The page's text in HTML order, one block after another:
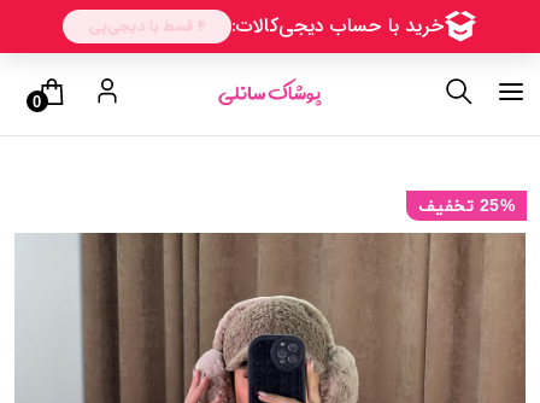
0
25% تخفیف